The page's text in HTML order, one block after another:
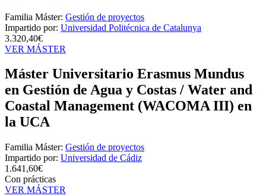
Familia Máster: Gestión de proyectos
Impartido por: Universidad Politécnica de Catalunya
3.320,40€
VER MÁSTER
Máster Universitario Erasmus Mundus
en Gestión de Agua y Costas / Water and
Coastal Management (WACOMA III) en
la UCA
Familia Máster: Gestión de proyectos
Impartido por: Universidad de Cádiz
1.641,60€
Con prácticas
VER MÁSTER